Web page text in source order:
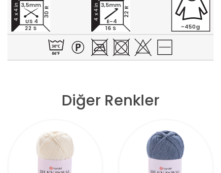
22 S
30 R
3,5mm
US 4
16 S
22 R
3,5mm
E-4
~450g
Diğer Renkler